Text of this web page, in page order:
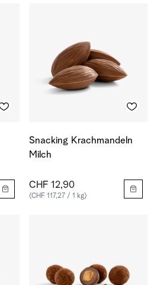
Snacking Krachmandeln
Milch
CHF 12,90
(CHF 117,27 / 1 kg)